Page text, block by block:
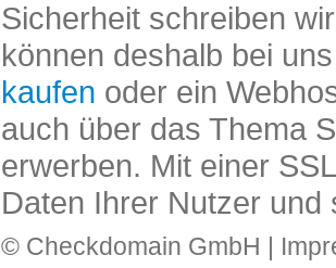
Sicherheit schreiben
können deshalb bei
kaufen oder ein
auch über das Thema
erwerben. Mit einer
Daten Ihrer Nutzer und
© Checkdomain GmbH |